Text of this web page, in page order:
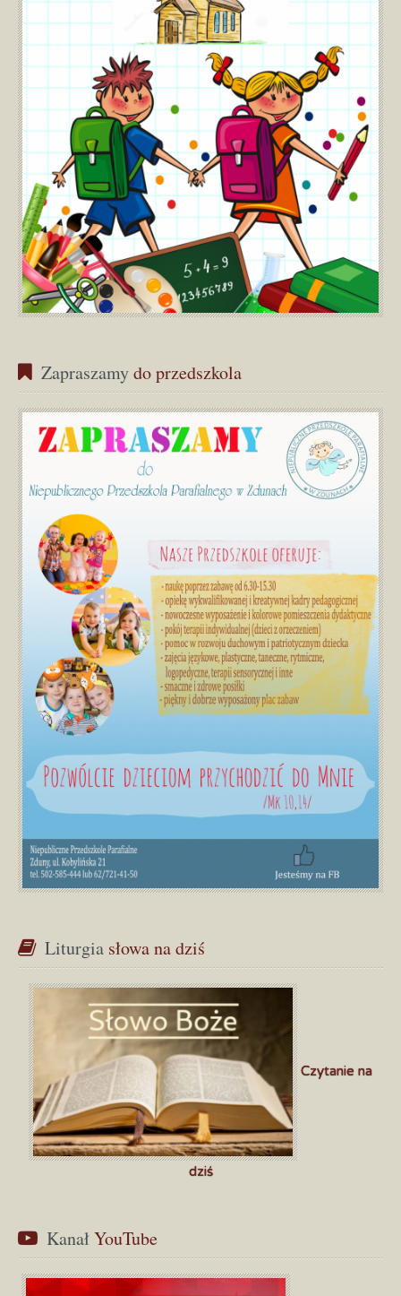
Zapraszamy do przedszkola
Liturgia słowa na dziś
Czytanie na
dziś
Kanał YouTube